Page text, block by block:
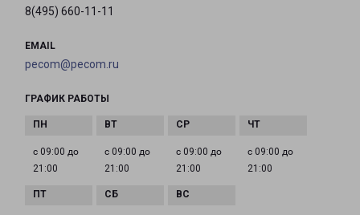
8(495) 660-11-11
EMAIL
pecom@pecom.ru
ГРАФИК РАБОТЫ
с 09:00 до
21:00
с 09:00 до
21:00
с 09:00 до
21:00
с 09:00 до
21:00